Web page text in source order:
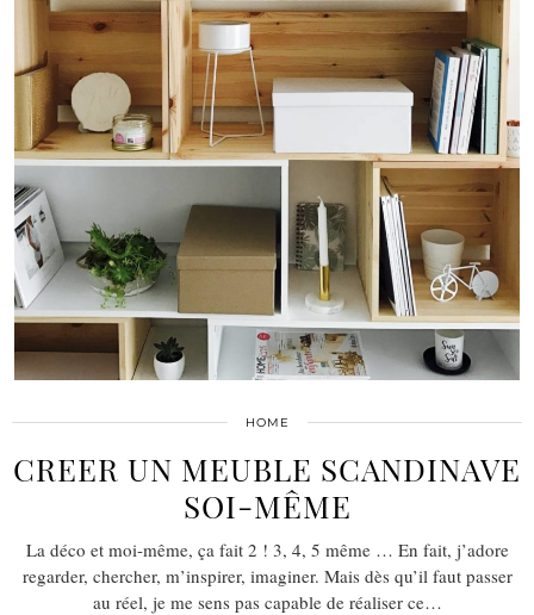
HOME
CREER UN MEUBLE SCANDINAVE
SOI-MÊME
La déco et moi-même, ça fait 2 ! 3, 4, 5 même … En fait, j’adore
regarder, chercher, m’inspirer, imaginer. Mais dès qu’il faut passer
au réel, je me sens pas capable de réaliser ce…